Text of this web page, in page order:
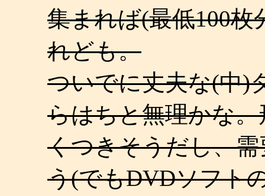
集まれば(最低100
れども。
ついでに丈夫な(中)
らはちと無理かな
くつきそうだし、
う(でもDVDソフト